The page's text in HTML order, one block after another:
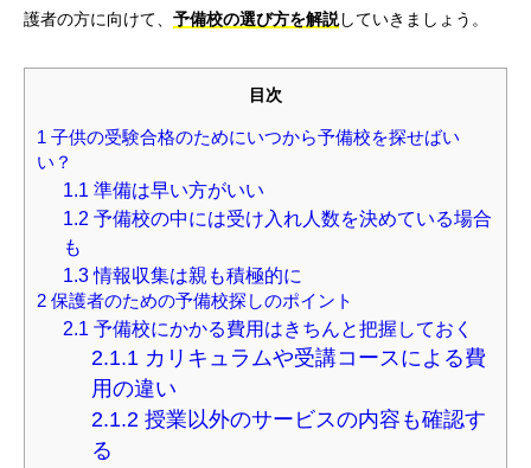
護者の方に向けて、 予備校の選び方を解説していきましょう。
目次
1 子供の受験合格のためにいつから予備校を探せばい
い？
1.1 準備は早い方がいい
1.2 予備校の中には受け入れ人数を決めている場合
も
1.3情報収集は親も積極的に
2 保護者のための予備校探しのポイント
2.1 予備校にかかる費用はきちんと把握しておく
2.1.1 カリキュラムや受講コースによる費
用の違い
2.1.2 授業以外のサービスの内容も確認す
る